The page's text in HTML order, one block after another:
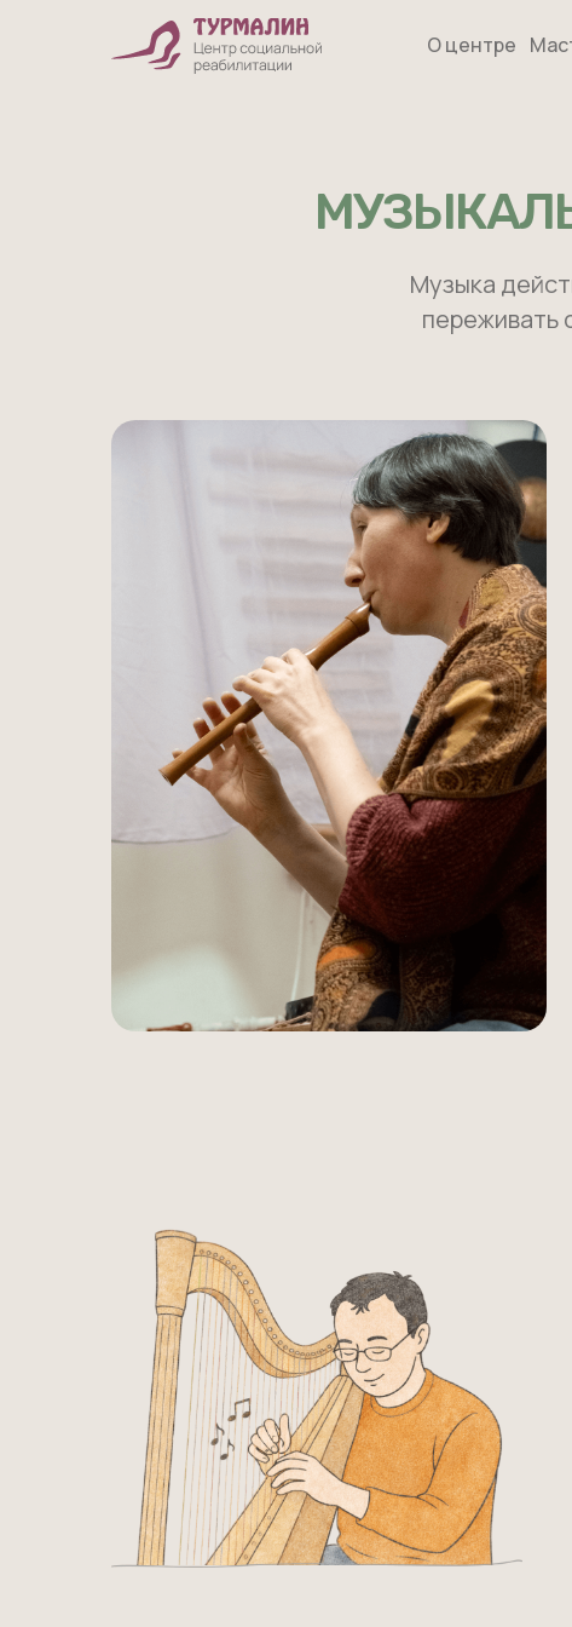
О центре
Музыка
переживать